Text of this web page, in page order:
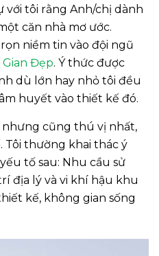
với tôi rằng Anh/chị dành
căn nhà mơ ước.
niềm tin vào đội ngũ
Đẹp. Ý thức được
dù lớn hay nhỏ tôi đều
huyết vào thiết kế đó.
nhưng cũng thú vị nhất,
thường khai thác ý
tố sau: Nhu cầu sử
địa lý và vi khí hậu khu
kế, không gian sống